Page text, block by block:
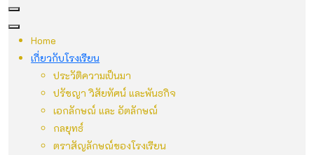
Home
เกี่ยวกับโรงเรียน
ประวัติความเป็นมา
ปรัชญา วิสัยทัศน์ และพันธกิจ
เอกลักษณ์ และ อัตลักษณ์
กลยุทธ์
ตราสัญลักษณ์ของโรงเรียน